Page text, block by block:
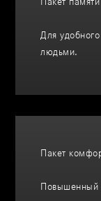
Для
людьми.
Пакет
Повышенный